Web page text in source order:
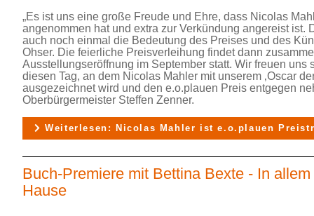
„Es ist uns eine große Freude und Ehre, dass Nicolas
angenommen hat und extra zur Verkündung angereist ist.
auch noch einmal die Bedeutung des Preises und des
Ohser. Die feierliche Preisverleihung findet dann
Ausstellungseröffnung im September statt. Wir freuen uns
diesen Tag, an dem Nicolas Mahler mit unserem ‚Oscar
ausgezeichnet wird und den e.o.plauen Preis entgegen
Oberbürgermeister Steffen Zenner.
Weiterlesen: Nicolas Mahler ist e.o.plauen
Buch-Premiere mit Bettina Bexte - In
Hause